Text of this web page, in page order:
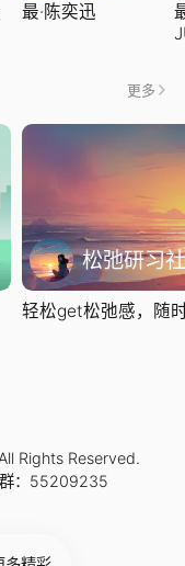
最·陈奕迅
更多
松弛研习社
轻松get松弛感，随
Rights Reserved.
：55209235